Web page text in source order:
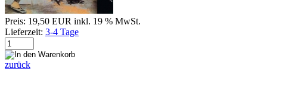
Preis: 19,50 EUR inkl. 19 % MwSt.
Lieferzeit: 3-4 Tage
zurück